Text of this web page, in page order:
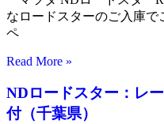
なロードスターのご入庫で
ペ
Read More »
NDロードスター：レ
付（千葉県）